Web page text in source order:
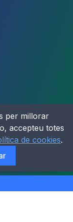
per millorar
accepteu totes
de cookies.